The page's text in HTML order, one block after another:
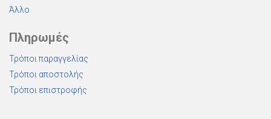
Άλλο
Πληρωμές
Τρόποι παραγγελίας
Τρόποι αποστολής
Τρόποι επιστροφής